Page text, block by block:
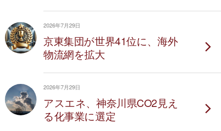
2026年7月29日
京東集団が世界41位に、海外
物流網を拡大
2026年7月29日
アスエネ、神奈川県CO2見え
る化事業に選定